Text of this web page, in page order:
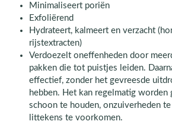
Minimaliseert poriën
Exfoliërend
Hydrateert, kalmeert en verzacht
rijstextracten)
Verdoezelt oneffenheden door
pakken die tot puistjes leiden.
effectief, zonder het gevreesde
hebben. Het kan regelmatig
schoon te houden, onzuiverheden
littekens te voorkomen.